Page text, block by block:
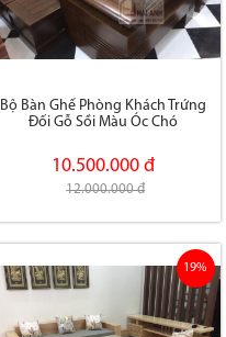
Bộ Bàn Ghế Phòng Khách Trứng
Đối Gỗ Sồi Màu Óc Chó
10.500.000 đ
12.000.000 đ
19%